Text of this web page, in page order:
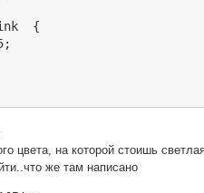
{
цвета, на которой стоишь
же там написано